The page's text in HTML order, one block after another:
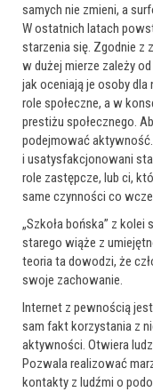
samych nie zmieni, a
W ostatnich latach
starzenia się. Zgodnie z
w dużej mierze zależy
jak oceniają je osoby
role społeczne, a w
prestiżu społecznego.
podejmować
i usatysfakcjonowani
role zastępcze, lub ci,
same czynności co
„Szkoła bońska” z
starego wiąże z
teoria ta dowodzi, że
swoje zachowanie.
Internet z pewnością
sam fakt korzystania z
aktywności. Otwiera
Pozwala realizować
kontakty z ludźmi o